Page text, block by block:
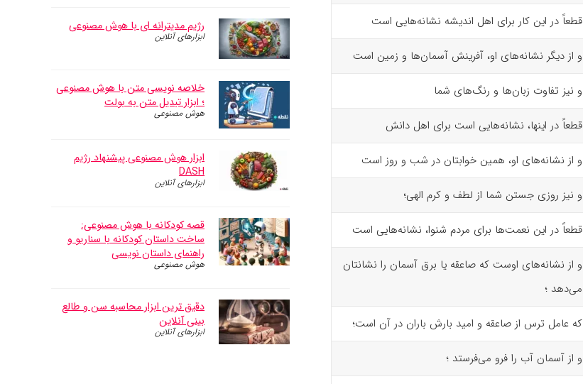
قطعاً در این کار برای اهل اندیشه نشانه‌هایی است
و از دیگر نشانه‌های او، آفرینش آسمان‌ها و زمین است
و نیز تفاوت زبان‌ها و رنگ‌های شما
قطعاً در اینها، نشانه‌هایی است برای اهل دانش
و از نشانه‌های او، همین خوابتان در شب و روز است
و نیز روزی جستن شما از لطف و کرم الهی؛
قطعاً در این نعمت‌ها برای مردم ‌شنوا، نشانه‌هایی است
و از نشانه‌های اوست که صاعقه یا برق آسمان را نشانتان
می‌دهد ؛
که عامل ترس از صاعقه و امید بارش باران در آن است؛
و از آسمان آب را فرو می‌فرستد ؛
رژیم مدیترانه ای با هوش مصنوعی
ابزارهای آنلاین
خلاصه نویسی متن با هوش مصنوعی
؛ ابزار تبدیل متن به بولت
هوش مصنوعی
ابزار هوش مصنوعی پیشنهاد رژیم
DASH
ابزارهای آنلاین
قصه کودکانه با هوش مصنوعی:
ساخت داستان کودکانه با سناریو و
راهنمای داستان نویسی
هوش مصنوعی
دقیق ترین ابزار محاسبه سن و طالع
بینی آنلاین
ابزارهای آنلاین